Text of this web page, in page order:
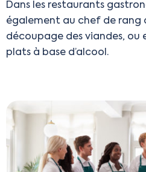
Dans les restaurants
également au chef de rang
découpage des viandes, ou
plats à base d’alcool.